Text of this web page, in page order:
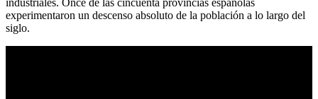
experimentaron un descenso absoluto de la población a lo largo del
siglo.